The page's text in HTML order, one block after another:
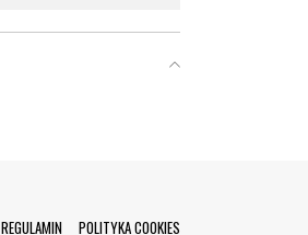
REGULAMIN POLITYKA COOKIES